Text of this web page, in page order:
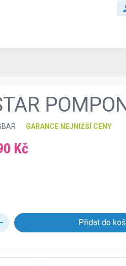
GARANCE NEJNIŽŠÍ CENY
Kč